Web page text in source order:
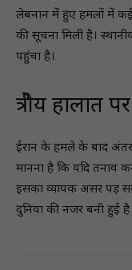
लेबनान में हुए हमलों में कई
की सूचना मिली है।
पहुंचा है।
क्षेत्रीय हालात
ईरान के हमले के बाद
मानना है कि यदि तनाव
इसका व्यापक असर पड़
दुनिया की नजर बनी हुई है।